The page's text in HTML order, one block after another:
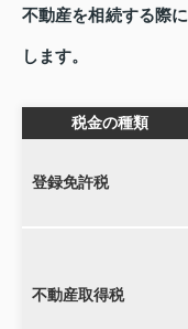
不動産を相続する際
します。
税金の種類
登録免許税
不動産取得税